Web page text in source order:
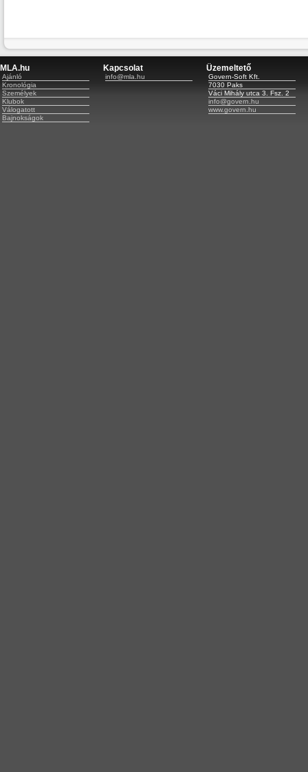
MLA.hu
Ajánló
Kronológia
Személyek
Klubok
Válogatott
Bajnokságok
Kapcsolat
info@mla.hu
Üzemeltető
Govern-Soft Kft.
7030 Paks
Váci Mihály utca 3. Fsz. 2
info@govern.hu
www.govern.hu